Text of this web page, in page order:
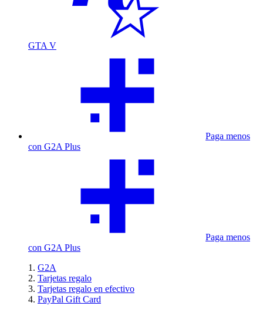
GTA V
Paga menos
con G2A Plus
Paga menos
con G2A Plus
G2A
Tarjetas regalo
Tarjetas regalo en efectivo
PayPal Gift Card